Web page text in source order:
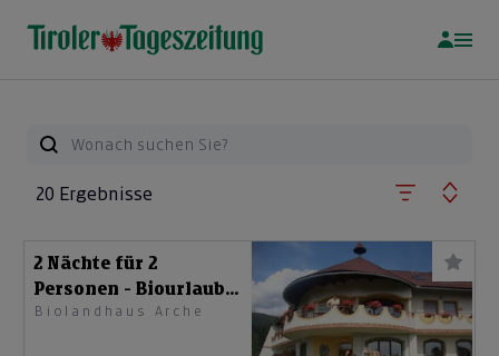
20 Ergebnisse
2 Nächte für 2
Personen - Biourlaub
Kärnten
Biolandhaus Arche